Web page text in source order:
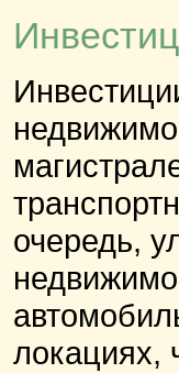
очередь,
локациях,